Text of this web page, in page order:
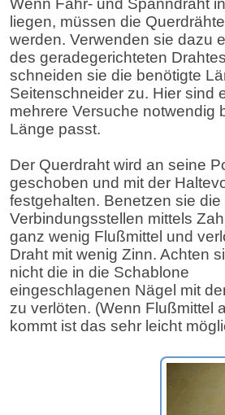
Wenn Fahr- und Spanndraht
liegen, müssen die
werden. Verwenden sie dazu
des geradegerichteten
schneiden sie die benötigte
Seitenschneider zu. Hier sind
mehrere Versuche notwendig
Länge passt.
Der Querdraht wird an seine
geschoben und mit der
festgehalten. Benetzen sie die
Verbindungsstellen mittels
ganz wenig Flußmittel und
Draht mit wenig Zinn. Achten
nicht die in die Schablone
eingeschlagenen Nägel mit
zu verlöten. (Wenn Flußmittel
kommt ist das sehr leicht